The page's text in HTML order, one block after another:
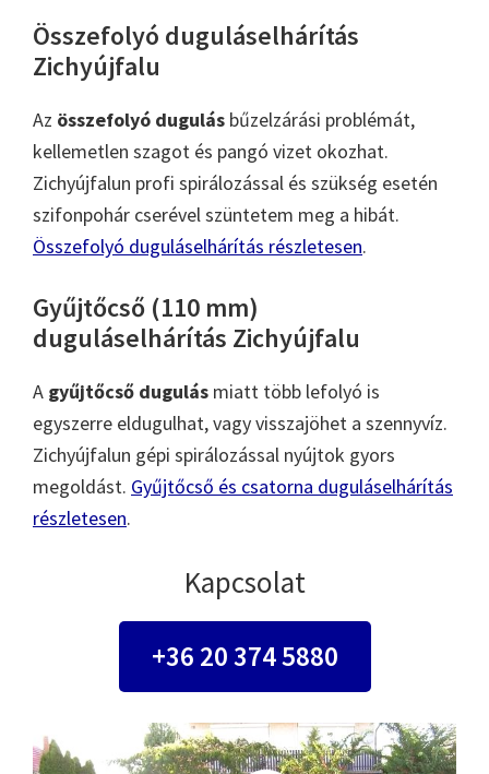
Összefolyó duguláselhárítás
Zichyújfalu
Az összefolyó dugulás bűzelzárási problémát,
kellemetlen szagot és pangó vizet okozhat.
Zichyújfalun profi spirálozással és szükség esetén
szifonpohár cserével szüntetem meg a hibát.
Összefolyó duguláselhárítás részletesen.
Gyűjtőcső (110 mm)
duguláselhárítás Zichyújfalu
A gyűjtőcső dugulás miatt több lefolyó is
egyszerre eldugulhat, vagy visszajöhet a szennyvíz.
Zichyújfalun gépi spirálozással nyújtok gyors
megoldást. Gyűjtőcső és csatorna duguláselhárítás
részletesen.
Kapcsolat
+36 20 374 5880